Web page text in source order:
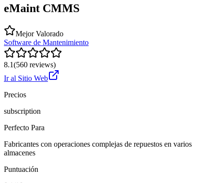
eMaint CMMS
Mejor Valorado
Software de Mantenimiento
8.1(560 reviews)
Ir al Sitio Web
Precios
subscription
Perfecto Para
Fabricantes con operaciones complejas de repuestos en varios
almacenes
Puntuación